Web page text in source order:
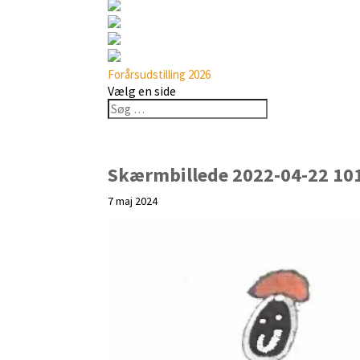
Forårsudstilling 2026
Vælg en side
Skærmbillede 2022-04-22
7 maj 2024